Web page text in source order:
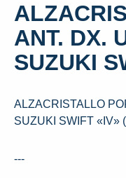
ANT. DX.
SUZUKI
ALZACRISTALLO
SUZUKI SWIFT «IV»
---